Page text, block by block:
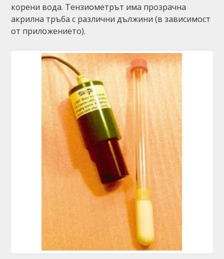
корени вода. Тензиометрът има прозрачна
акрилна тръба с различни дължини (в зависимост
от приложението).